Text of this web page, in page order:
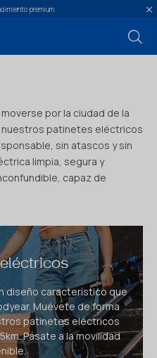
premium
por la ciudad de la
nuestros patinetes eléctricos
sin atascos y sin
limpia, segura y
capaz de
diseño característico que
Muévete de forma
patinetes eléctricos
Pásate a la movilidad